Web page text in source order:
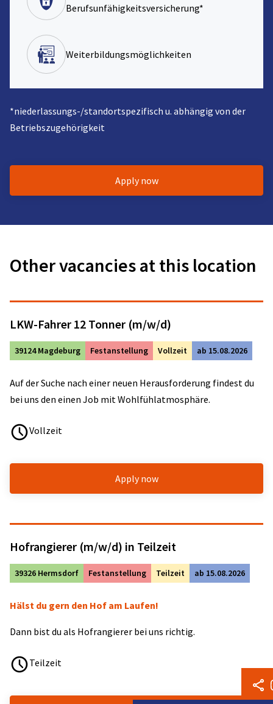
Berufsunfähigkeitsversicherung*
Weiterbildungsmöglichkeiten
*niederlassungs-/standortspezifisch u. abhängig von der
Betriebszugehörigkeit
Apply now
Other vacancies at this location
LKW-Fahrer 12 Tonner (m/w/d)
39124 Magdeburg Festanstellung Vollzeit ab 15.08.2026
Auf der Suche nach einer neuen Herausforderung findest du
bei uns den einen Job mit Wohlfühlatmosphäre.
Vollzeit
Apply now
Hofrangierer (m/w/d) in Teilzeit
39326 Hermsdorf Festanstellung Teilzeit ab 15.08.2026
Hälst du gern den Hof am Laufen!
Dann bist du als Hofrangierer bei uns richtig.
Teilzeit